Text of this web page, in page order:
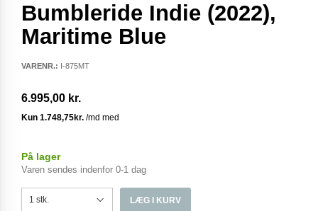
Bumbleride Indie (2022),
Maritime Blue
VARENR.: I-875MT
6.995,00 kr.
På lager
Varen sendes indenfor 0-1 dag
LÆG I KURV